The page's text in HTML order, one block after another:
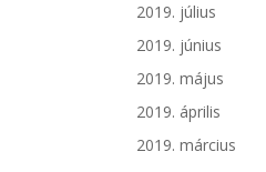
2019. július
2019. június
2019. május
2019. április
2019. március